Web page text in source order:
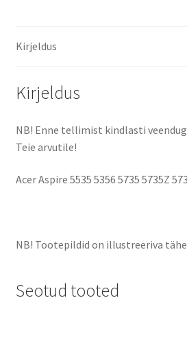
Kirjeldus
Kirjeldus
NB! Enne tellimist kindlasti
Teie arvutile!
Acer Aspire 5535 5356 5735 5735Z
NB! Tootepildid on illustreeriva
Seotud tooted